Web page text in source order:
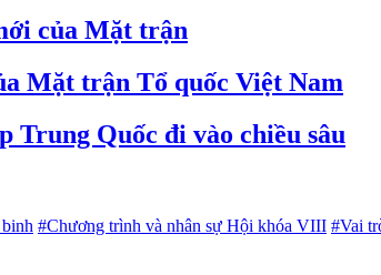
của Mặt trận
Mặt trận Tổ quốc Việt Nam
Trung Quốc đi vào chiều sâu
#Chương trình và nhân sự Hội khóa VIII #Vai